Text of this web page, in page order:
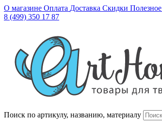
О магазине Оплата Доставка Скидки Полезное
8 (499) 350 17 87
Поиск по артикулу, названию, материалу